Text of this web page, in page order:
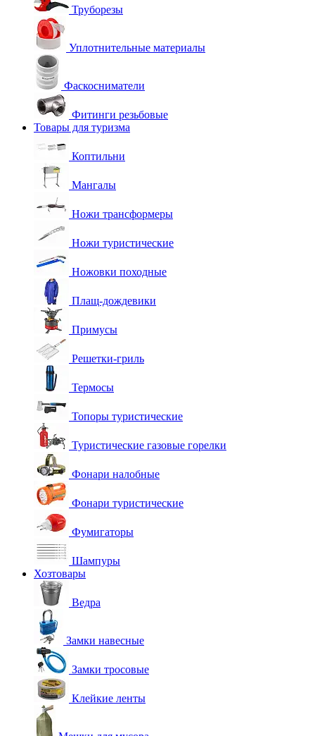
Труборезы
Уплотнительные материалы
Фаскосниматели
Фитинги резьбовые
Товары для туризма
Коптильни
Мангалы
Ножи трансформеры
Ножи туристические
Ножовки походные
Плащ-дождевики
Примусы
Решетки-гриль
Термосы
Топоры туристические
Туристические газовые горелки
Фонари налобные
Фонари туристические
Фумигаторы
Шампуры
Хозтовары
Ведра
Замки навесные
Замки тросовые
Клейкие ленты